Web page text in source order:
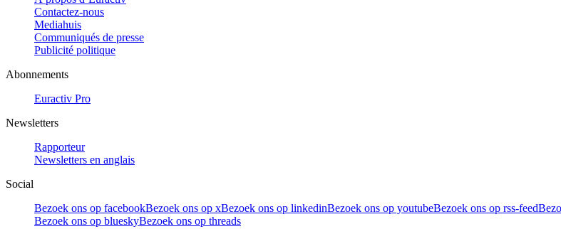
Contactez-nous
Mediahuis
Communiqués de presse
Publicité politique
Abonnements
Euractiv Pro
Newsletters
Rapporteur
Newsletters en anglais
Social
Bezoek ons op facebookBezoek ons op xBezoek ons op linkedinBezoek ons op youtubeBezoek ons op rss-feed
Bezoek ons op blueskyBezoek ons op threads